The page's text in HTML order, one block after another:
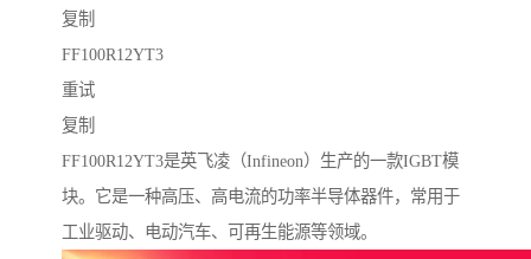
复制
FF100R12YT3
重试
复制
FF100R12YT3是英飞凌（Infineon）生产的一款IGBT模
块。它是一种高压、高电流的功率半导体器件，常用于
工业驱动、电动汽车、可再生能源等领域。